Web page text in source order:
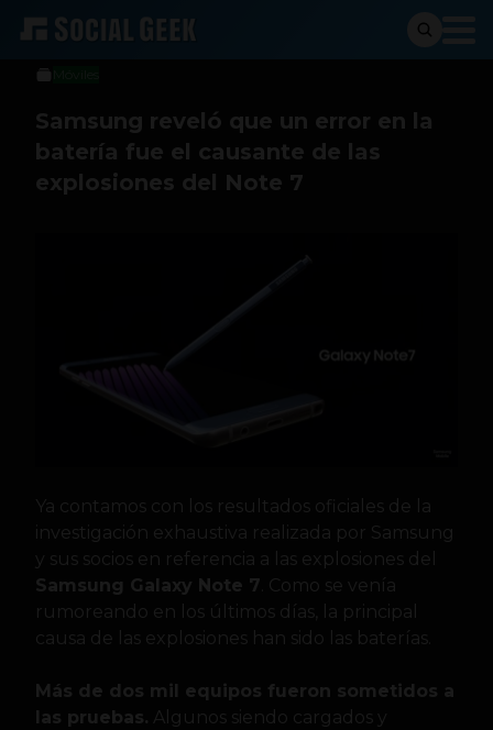
Stiven Cartagena
23 de enero de 2017
Samsung reveló que un error en la
batería fue el causante de las
explosiones del Note 7
Ya contamos con los resultados oficiales de la
investigación exhaustiva realizada por Samsung
y sus socios en referencia a las explosiones del
Samsung Galaxy Note 7 . Como se venía
rumoreando en los últimos días, la principal
causa de las explosiones han sido las baterías.
Más de dos mil equipos fueron sometidos a
las pruebas. Algunos siendo cargados y